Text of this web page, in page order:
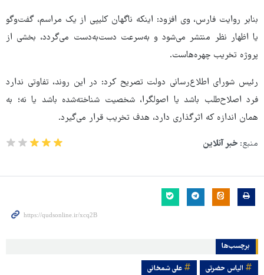
بنابر روایت فارس، وی افزود: اینکه ناگهان کلیپی از یک مراسم، گفت‌وگو
یا اظهار نظر منتشر می‌شود و به‌سرعت دست‌به‌دست می‌گردد، بخشی از
پروژه تخریب چهره‌هاست.
رئیس شورای اطلاع‌رسانی دولت تصریح کرد: در این روند، تفاوتی ندارد
فرد اصلاح‌طلب باشد یا اصولگرا، شخصیت شناخته‌شده باشد یا نه؛ به
همان اندازه که اثرگذاری دارد، هدف تخریب قرار می‌گیرد.
منبع: خبر آنلاین
برچسب‌ها
الیاس حضرتی علی شمخانی